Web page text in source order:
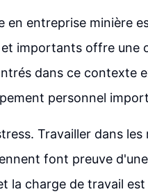
en entreprise minière
et importants offre une
dans ce contexte
personnel
Travailler dans les
font preuve
la charge de travail est